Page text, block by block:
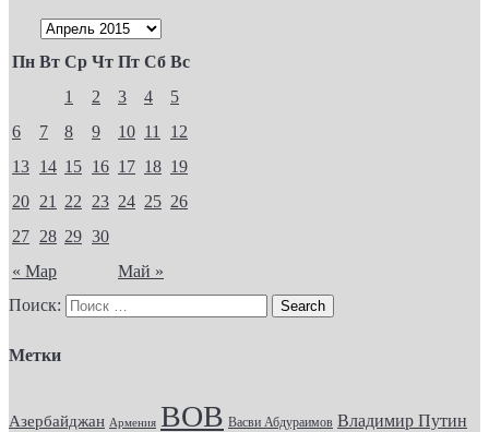
Пн Вт Ср Чт Пт Сб Вс
« Мар Май »
1 2 3 4
5
6
7 8 9 10 11
12
13 14 15 16 17 18 19
20 21 22 23 24 25 26
27 28 29 30
Поиск:
Метки
Азербайджан Армения ВОВ Васви Абдураимов Владимир Путин